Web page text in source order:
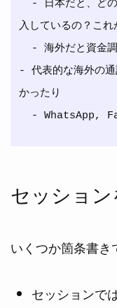
入しているの？これ
- 代表的な海外の通
かったり
セッショ
いくつか箇条書き
セッションで